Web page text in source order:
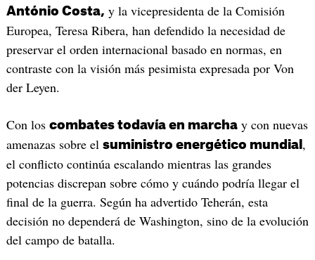
António Costa, y la vicepresidenta de la Comisión
Europea, Teresa Ribera, han defendido la necesidad de
preservar el orden internacional basado en normas, en
contraste con la visión más pesimista expresada por Von
der Leyen.
Con los combates todavía en marchay con nuevas
amenazas sobre el suministro energético mundial ,
el conflicto continúa escalando mientras las grandes
potencias discrepan sobre cómo y cuándo podría llegar el
final de la guerra. Según ha advertido Teherán, esta
decisión no dependerá de Washington, sino de la evolución
del campo de batalla.